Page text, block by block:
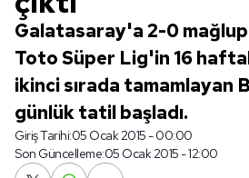
Galatasaray'a 2-0
Toto Süper Lig'in 16
ikinci sırada tamamlayan
günlük tatil başladı.
Giriş Tarihi:05 Ocak 2015 - 00:00
Son Güncelleme:05 Ocak 2015 - 12:00